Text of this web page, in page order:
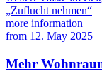
„Zuflucht nehmen“
more information
from 12. May 2025
Mehr